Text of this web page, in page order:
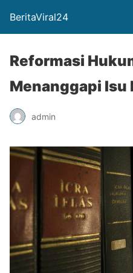
BeritaViral24
Reformasi
Menanggapi Isu
admin